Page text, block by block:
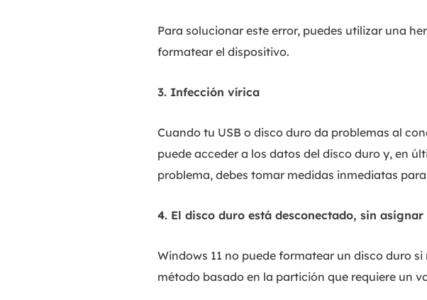
Para solucionar este error, puedes utilizar una
formatear el dispositivo.
3. Infección vírica
Cuando tu USB o disco duro da problemas al
puede acceder a los datos del disco duro y, en
problema, debes tomar medidas inmediatas
4. El disco duro está desconectado, sin asignar
Windows 11 no puede formatear un disco duro
método basado en la partición que requiere un